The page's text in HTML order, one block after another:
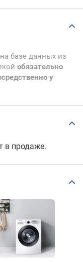
базе данных из
обязательно
у
в продаже.